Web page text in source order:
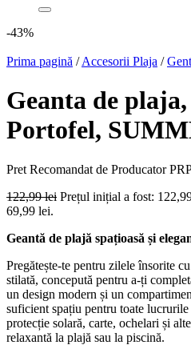
-43%
Prima pagină / Accesorii Plaja /
Geanta de
Portofel,
Pret Recomandat de Producator
122,99lei Prețul inițial a fost:
69,99 lei.
Geantă de plajă spațioasă și
Pregătește-te pentru zilele însorite
stilată, concepută pentru a-ți
un design modern și un
suficient spațiu pentru toate
protecție solară, carte, ochelari și
relaxantă la plajă sau la piscină.